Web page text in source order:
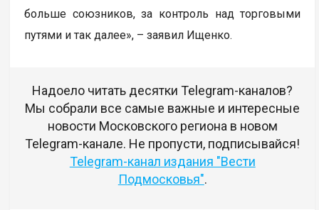
больше союзников, за контроль над торговыми
путями и так далее», – заявил Ищенко.
Надоело читать десятки Telegram-каналов?
Мы собрали все самые важные и интересные
новости Московского региона в новом
Telegram-канале. Не пропусти, подписывайся!
Telegram-канал издания "Вести
Подмосковья".